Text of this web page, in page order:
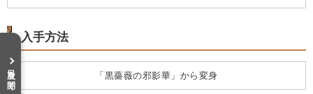
入手方法
「黒薔薇の邪影華」から変身
目次を開く